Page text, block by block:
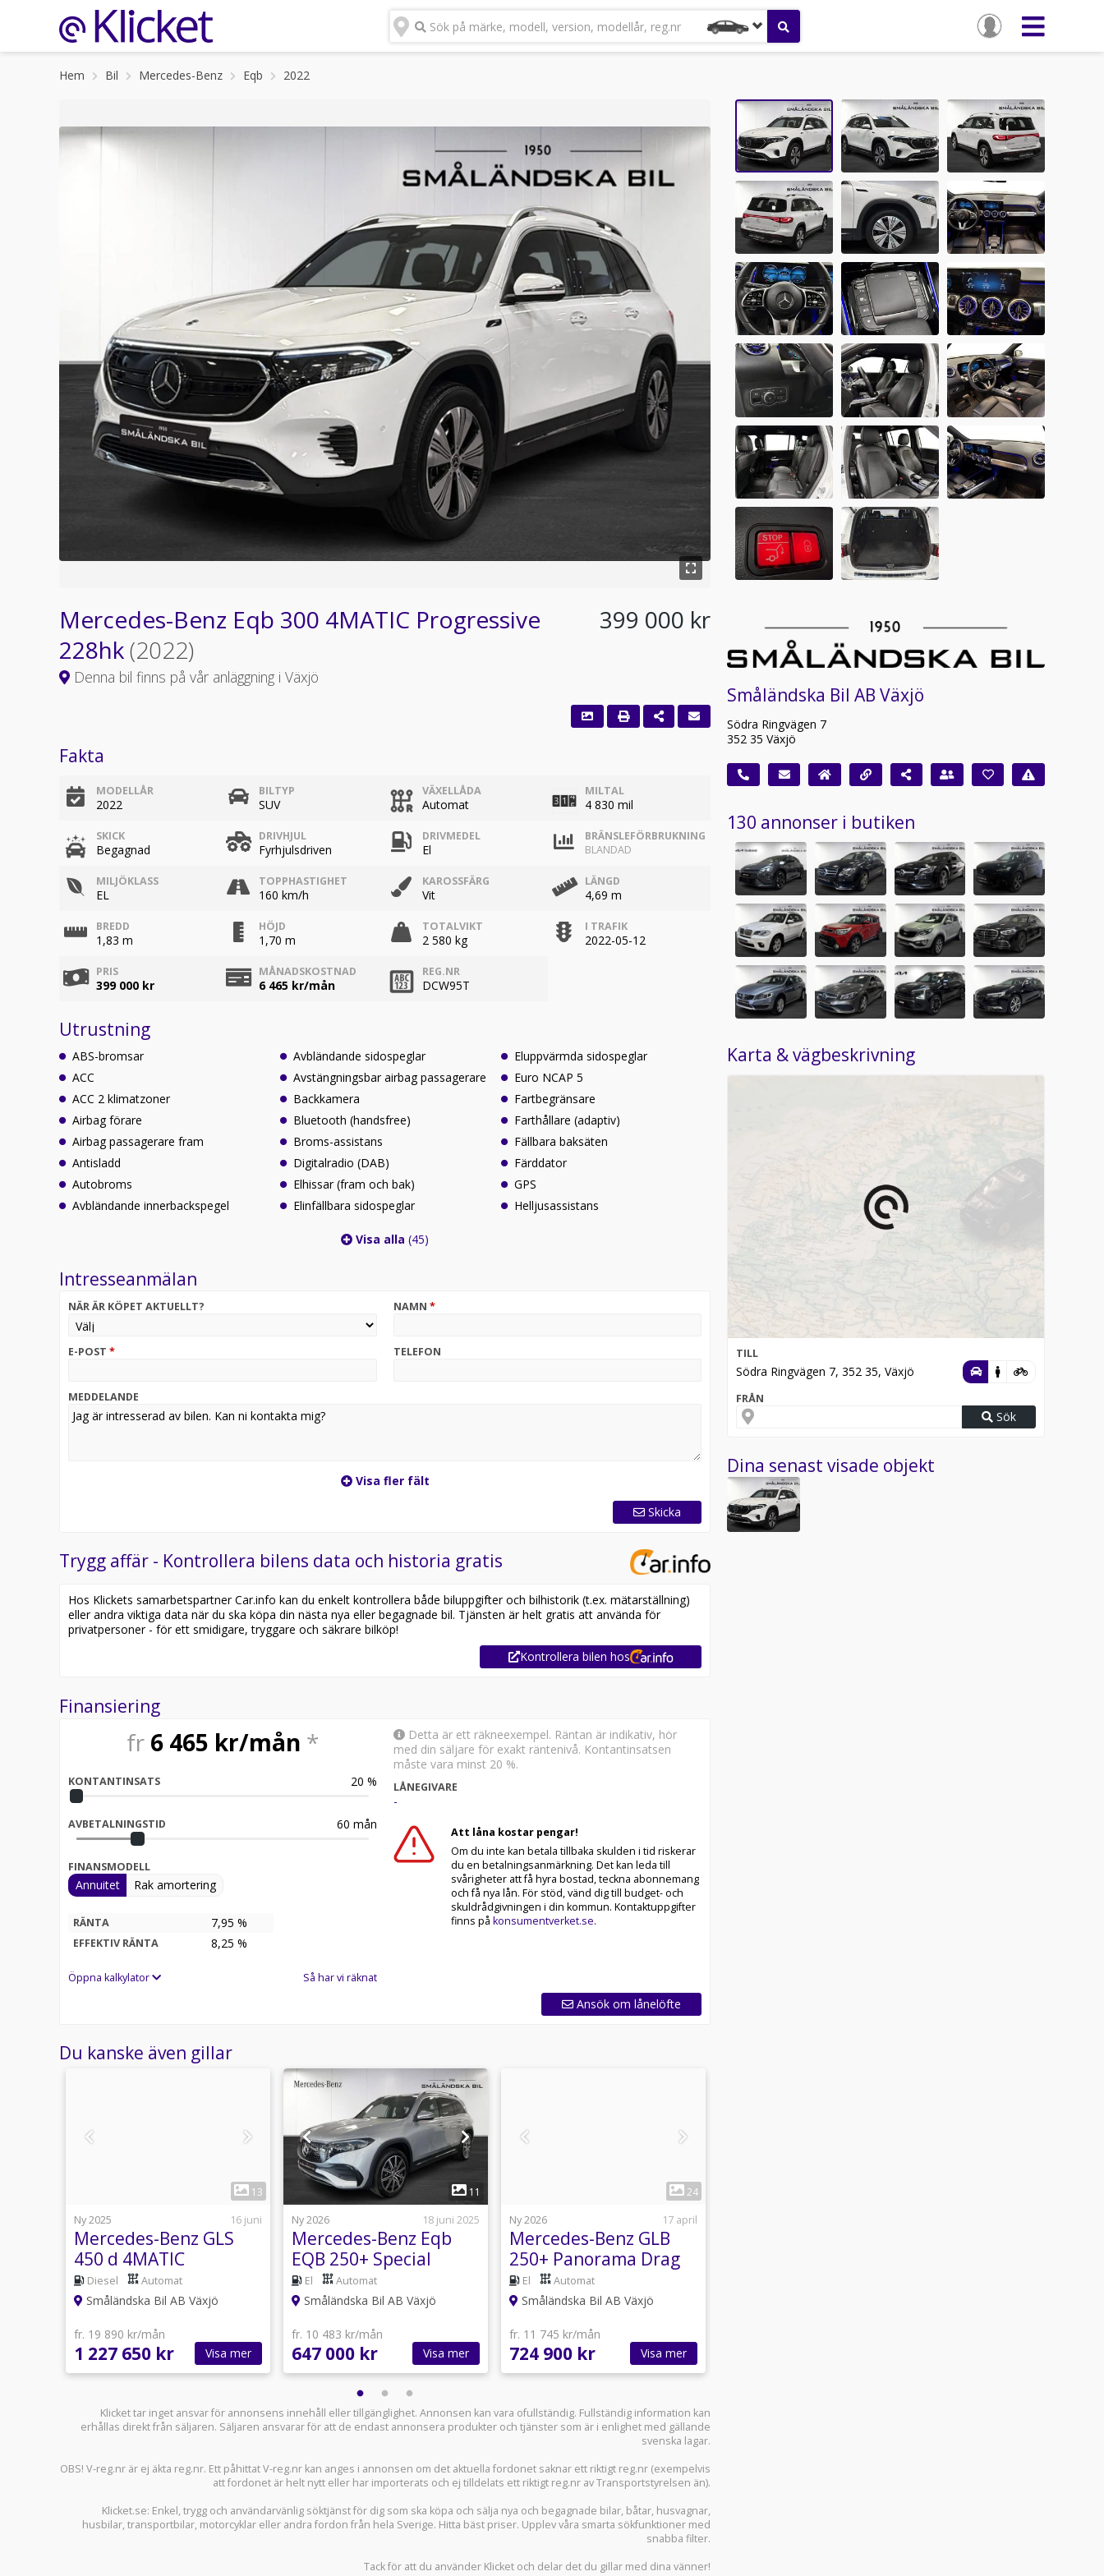
Sök på märke, modell, version, modellår, reg.nr
Hem Bil Mercedes-Benz Eqb 2022
Mercedes-Benz Eqb 300 4MATIC Progressive
228hk(2022)
Denna bil finns på vår anläggning i Växjö
399 000 kr
Fakta
MODELLÅR
2022
BILTYP
SUV
VÄXELLÅDA
Automat
MILTAL
4 830 mil
SKICK
Begagnad
DRIVHJUL
Fyrhjulsdriven
DRIVMEDEL
El
BRÄNSLEFÖRBRUKNING
BLANDAD
MILJÖKLASS
EL
TOPPHASTIGHET
160 km/h
KAROSSFÄRG
Vit
LÄNGD
4,69 m
BREDD
1,83 m
HÖJD
1,70 m
TOTALVIKT
2 580 kg
I TRAFIK
2022-05-12
PRIS
399 000 kr
MÅNADSKOSTNAD
6 465 kr/mån
REG.NR
DCW95T
Utrustning
ABS-bromsar
ACC
ACC 2 klimatzoner
Airbag förare
Airbag passagerare fram
Antisladd
Autobroms
Avbländande innerbackspegel
Avbländande sidospeglar
Avstängningsbar airbag passagerare
Backkamera
Bluetooth (handsfree)
Broms-assistans
Digitalradio (DAB)
Elhissar (fram och bak)
Elinfällbara sidospeglar
Eluppvärmda sidospeglar
Euro NCAP 5
Fartbegränsare
Farthållare (adaptiv)
Fällbara baksäten
Färddator
GPS
Helljusassistans
Visa alla(45)
Intresseanmälan
NÄR ÄR KÖPET AKTUELLT? NAMN *
E-POST * TELEFON
MEDDELANDE
Visa fler fält
Skicka
Trygg affär - Kontrollera bilens data och historia gratis
Hos Klickets samarbetspartner Car.info kan du enkelt kontrollera både biluppgifter och bilhistorik (t.ex. mätarställning)
eller andra viktiga data när du ska köpa din nästa nya eller begagnade bil. Tjänsten är helt gratis att använda för
privatpersoner - för ett smidigare, tryggare och säkrare bilköp!
Kontrollera bilen hos
Finansiering
fr 6 465 kr/mån *
KONTANTINSATS 20 %
AVBETALNINGSTID 60 mån
FINANSMODELL
Annuitet Rak amortering
RÄNTA 7,95 %
EFFEKTIV RÄNTA 8,25 %
Öppna kalkylator Så har vi räknat
Detta är ett räkneexempel. Räntan är indikativ, hör
med din säljare för exakt räntenivå. Kontantinsatsen
måste vara minst 20 %.
LÅNEGIVARE
-
Att låna kostar pengar!
Om du inte kan betala tillbaka skulden i tid riskerar
du en betalningsanmärkning. Det kan leda till
svårigheter att få hyra bostad, teckna abonnemang
och få nya lån. För stöd, vänd dig till budget- och
skuldrådgivningen i din kommun. Kontaktuppgifter
finns på konsumentverket.se.
Ansök om lånelöfte
Du kanske även gillar
13
Ny 2025
16 juni
Mercedes-Benz GLS
450 d 4MATIC
Diesel Automat
Småländska Bil AB Växjö
fr. 19 890 kr/mån
1 227 650 kr Visa mer
11
Ny 2026
18 juni 2025
Mercedes-Benz Eqb
EQB 250+ Special
Edition
El Automat
Småländska Bil AB Växjö
fr. 10 483 kr/mån
647 000 kr Visa mer
24
Ny 2026
17 april
Mercedes-Benz GLB
250+ Panorama Drag
272hk
El Automat
Småländska Bil AB Växjö
fr. 11 745 kr/mån
724 900 kr Visa mer
Klicket tar inget ansvar för annonsens innehåll eller tillgänglighet. Annonsen kan vara ofullständig. Fullständig information kan
erhållas direkt från säljaren. Säljaren ansvarar för att de endast annonsera produkter och tjänster som är i enlighet med gällande
svenska lagar.
OBS! V-reg.nr är ej äkta reg.nr. Ett påhittat V-reg.nr kan anges i annonsen om det aktuella fordonet saknar ett riktigt reg.nr (exempelvis
att fordonet är helt nytt eller har importerats och ej tilldelats ett riktigt reg.nr av Transportstyrelsen än).
Klicket.se: Enkel, trygg och användarvänlig söktjänst för dig som ska köpa och sälja nya och begagnade bilar, båtar, husvagnar,
husbilar,transportbilar, motorcyklar eller andra fordon från hela Sverige. Hitta bäst priser. Upplev våra smarta sökfunktioner med
snabba filter.
Tack för att du använder Klicket och delar det du gillar med dina vänner!
Småländska Bil AB Växjö
Södra Ringvägen 7
352 35 Växjö
130 annonser i butiken
Karta & vägbeskrivning
TILL
Södra Ringvägen 7, 352 35, Växjö
FRÅN
Sök
Dina senast visade objekt